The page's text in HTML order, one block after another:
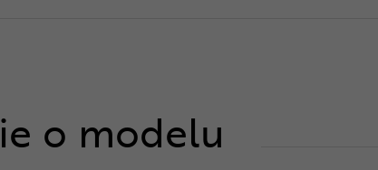
o modelu